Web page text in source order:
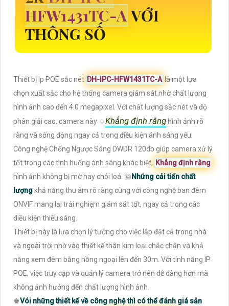
HFW1431TC-AVỚI
THÔNG SỐ
Thiết bị Ip POE sắc nét DH-IPC-HFW1431TC-A là một lựa
chọn xuất sắc cho hệ thống camera giám sát nhờ chất lượng
hình ảnh cao đến 4.0 megapixel. Với chất lượng sắc nét và độ
phân giải cao, camera này ♢Khẳng định rằng hình ảnh rõ
ràng và sống động ngay cả trong điều kiện ánh sáng yếu.
Công nghệ Chống Ngược Sáng DWDR 120db giúp camera xử lý
tốt trong các tình huống ánh sáng khác biệt, Khẳng định rằng
hình ảnh không bị mờ hay chói loá. ㊙️ Những cải tiến chất
lượng khả năng thu âm rõ ràng cùng với công nghệ ban đêm
ONVIF mang lại trải nghiệm giám sát tốt, ngay cả trong các
điều kiện thiếu sáng.
Thiết bị này là lựa chọn lý tưởng cho việc lắp đặt cả trong nhà
và ngoài trời nhờ vào thiết kế thân kim loại chắc chắn và khả
năng xem đêm bằng hồng ngoại lên đến 30m. Với tính năng IP
POE, việc truy cập và quản lý camera trở nên dễ dàng hơn mà
không ảnh hưởng đến chất lượng hình ảnh.
♚Vói những thiết kế về công nghệ thì có thể đánh giá sản